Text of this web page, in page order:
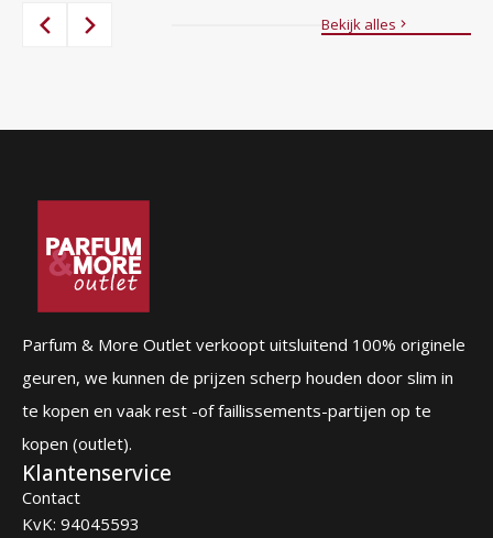
Bekijk alles
Parfum & More Outlet verkoopt uitsluitend 100% originele
geuren, we kunnen de prijzen scherp houden door slim in
te kopen en vaak rest -of faillissements-partijen op te
kopen (outlet).
Klantenservice
Contact
KvK: 94045593